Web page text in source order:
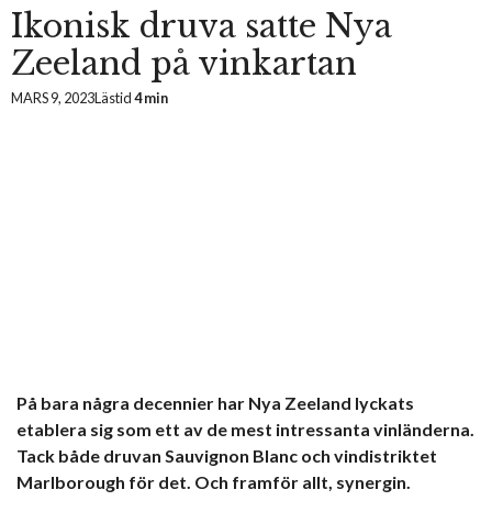
Ikonisk druva satte Nya
Zeeland på vinkartan
MARS 9, 2023Lästid4 min
På bara några decennier har Nya Zeeland lyckats
etablera sig som ett av de mest intressanta vinländerna.
Tack både druvan Sauvignon Blanc och vindistriktet
Marlborough för det. Och framför allt, synergin.